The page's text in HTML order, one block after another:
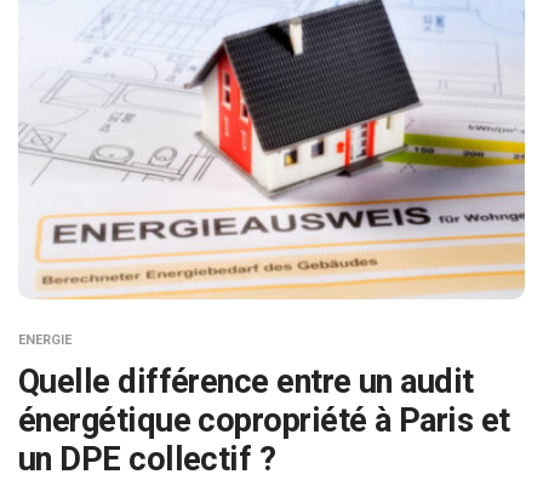
ENERGIE
Quelle différence entre un audit
énergétique copropriété à Paris et
un DPE collectif ?